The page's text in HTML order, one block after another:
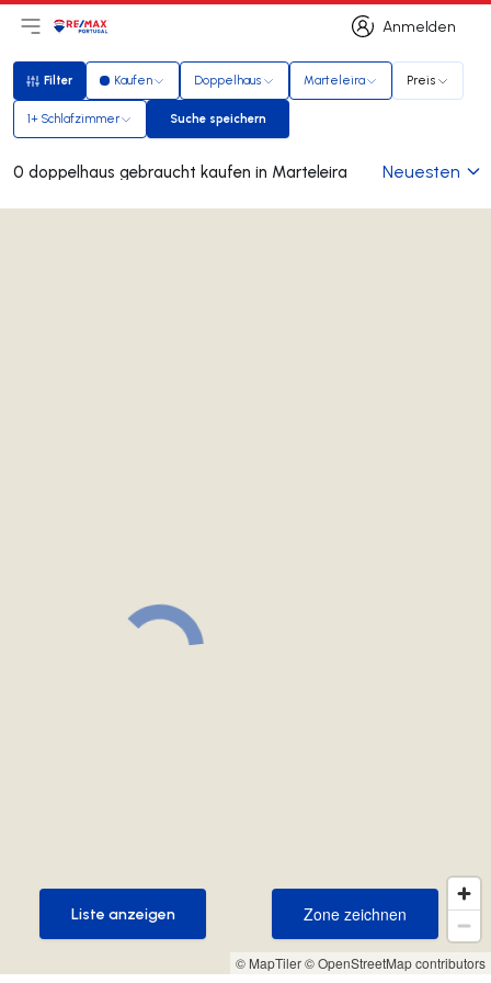
Anmelden
Anmelden
Hauptmenü öffnen
LogoZur Startseite
Filter
Filter Kaufen Doppelhaus Marteleira Preis
1+ Schlafzimmer Suche speichern
Suche speichern
0 doppelhaus gebraucht kaufen in Marteleira Neuesten
© MapTiler© OpenStreetMap contributors
Zone zeichnen
Zone zeichnen
Liste anzeigen
Liste anzeigen